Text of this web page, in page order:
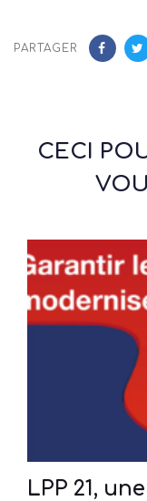
PARTAGER
CECI
LPP 21,